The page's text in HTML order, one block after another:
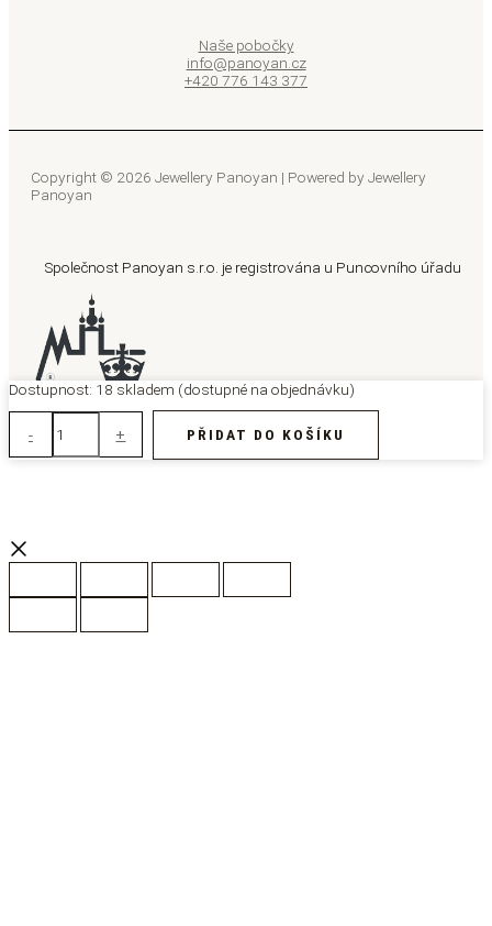
Naše pobočky
info@panoyan.cz
+420 776 143 377
Copyright © 2026 Jewellery Panoyan | Powered by Jewellery
Panoyan
Společnost Panoyan s.r.o. je registrována u Puncovního úřadu
Dostupnost: 18 skladem (dostupné na objednávku)
-
Zlatý
Hmotnost:
0,75g,
+ PŘIDAT DO KOŠÍKU